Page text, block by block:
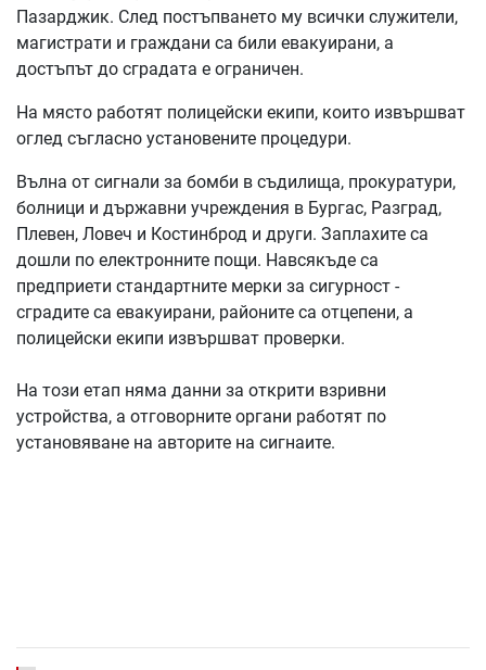
Пазарджик. След постъпването му всички служители,
магистрати и граждани са били евакуирани, а
достъпът до сградата е ограничен.
На място работят полицейски екипи, които извършват
оглед съгласно установените процедури.
Вълна от сигнали за бомби в съдилища, прокуратури,
болници и държавни учреждения в Бургас, Разград,
Плевен, Ловеч и Костинброд и други. Заплахите са
дошли по електронните пощи. Навсякъде са
предприети стандартните мерки за сигурност -
сградите са евакуирани, районите са отцепени, а
полицейски екипи извършват проверки.
На този етап няма данни за открити взривни
устройства, а отговорните органи работят по
установяване на авторите на сигнаите.